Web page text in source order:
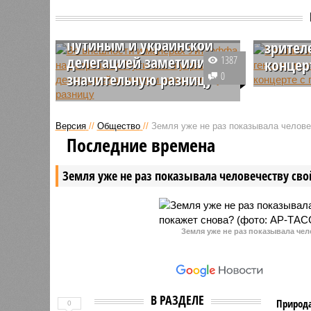
Уиткоффа на встречах с
Путиным и украинской
делегацией заметили
значительную разницу
Журналисты обратили внимание,
президента США Дональда
Трампа Стив Уиткофф во время
визита в Кремль и в ходе
недавней встречи с украинской
1387
0
Версия // Общество // Земля уже не раз показывала
Земля уже не раз показывала человечеству
Последние времена
Земля уже не раз показывала
В РАЗДЕЛЕ
0